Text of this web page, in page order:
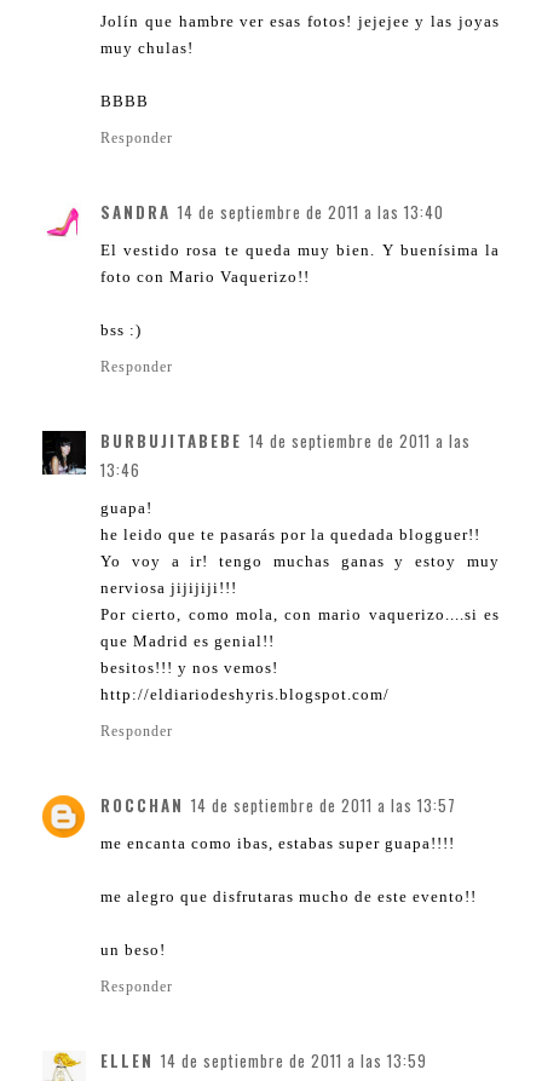
Jolín que hambre ver esas fotos! jejejee y las joyas
muy chulas!
BBBB
Responder
SANDRA 14 de septiembre de 2011 a las 13:40
El vestido rosa te queda muy bien. Y buenísima la
foto con Mario Vaquerizo!!
bss :)
Responder
BURBUJITABEBE 14 de septiembre de 2011 a las
13:46
guapa!
he leido que te pasarás por la quedada blogguer!!
Yo voy a ir! tengo muchas ganas y estoy muy
nerviosa jijijiji!!!
Por cierto, como mola, con mario vaquerizo....si es
que Madrid es genial!!
besitos!!! y nos vemos!
http://eldiariodeshyris.blogspot.com/
Responder
ROCCHAN 14 de septiembre de 2011 a las 13:57
me encanta como ibas, estabas super guapa!!!!
me alegro que disfrutaras mucho de este evento!!
un beso!
Responder
ELLEN 14 de septiembre de 2011 a las 13:59